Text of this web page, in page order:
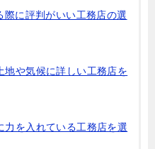
際に評判がいい工務店の選
地や気候に詳しい工務店を
力を入れている工務店を選